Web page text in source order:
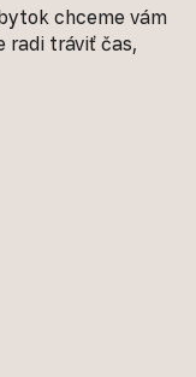
chceme vám
radi tráviť čas,